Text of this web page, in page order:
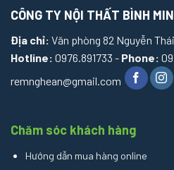
CÔNG TY NỘI THẤT BÌNH
Địa chỉ: Văn phòng 82 Nguyễn
Hotline: 0976.891733 - Phone:
remnghean@gmail.com
Chăm sóc khách hàng
Hướng dẫn mua hàng online